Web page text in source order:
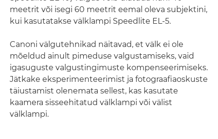
meetrit või isegi 60 meetrit eemal oleva subjektini,
kui kasutatakse välklampi Speedlite EL-5.
Canoni välgutehnikad näitavad, et välk ei ole
mõeldud ainult pimeduse valgustamiseks, vaid
igasuguste valgustingimuste kompenseerimiseks.
Jätkake eksperimenteerimist ja fotograafiaoskuste
täiustamist olenemata sellest, kas kasutate
kaamera sisseehitatud välklampi või välist
välklampi.